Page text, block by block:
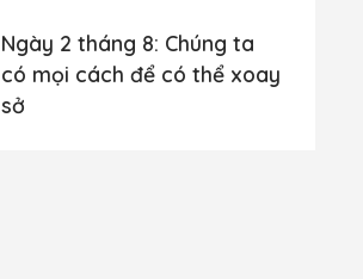
Ngày 2 tháng 8: Chúng ta
có mọi cách để có thể xoay
sở